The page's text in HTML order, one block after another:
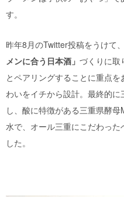
す。
昨年8月のTwitter投稿をうけて
メンに合う日本酒」 づくりに取
とペアリングすることに重点
わいをイチから設計。最終的
し、酸に特徴がある三重県酵
水で、オール三重にこだわっ
した。